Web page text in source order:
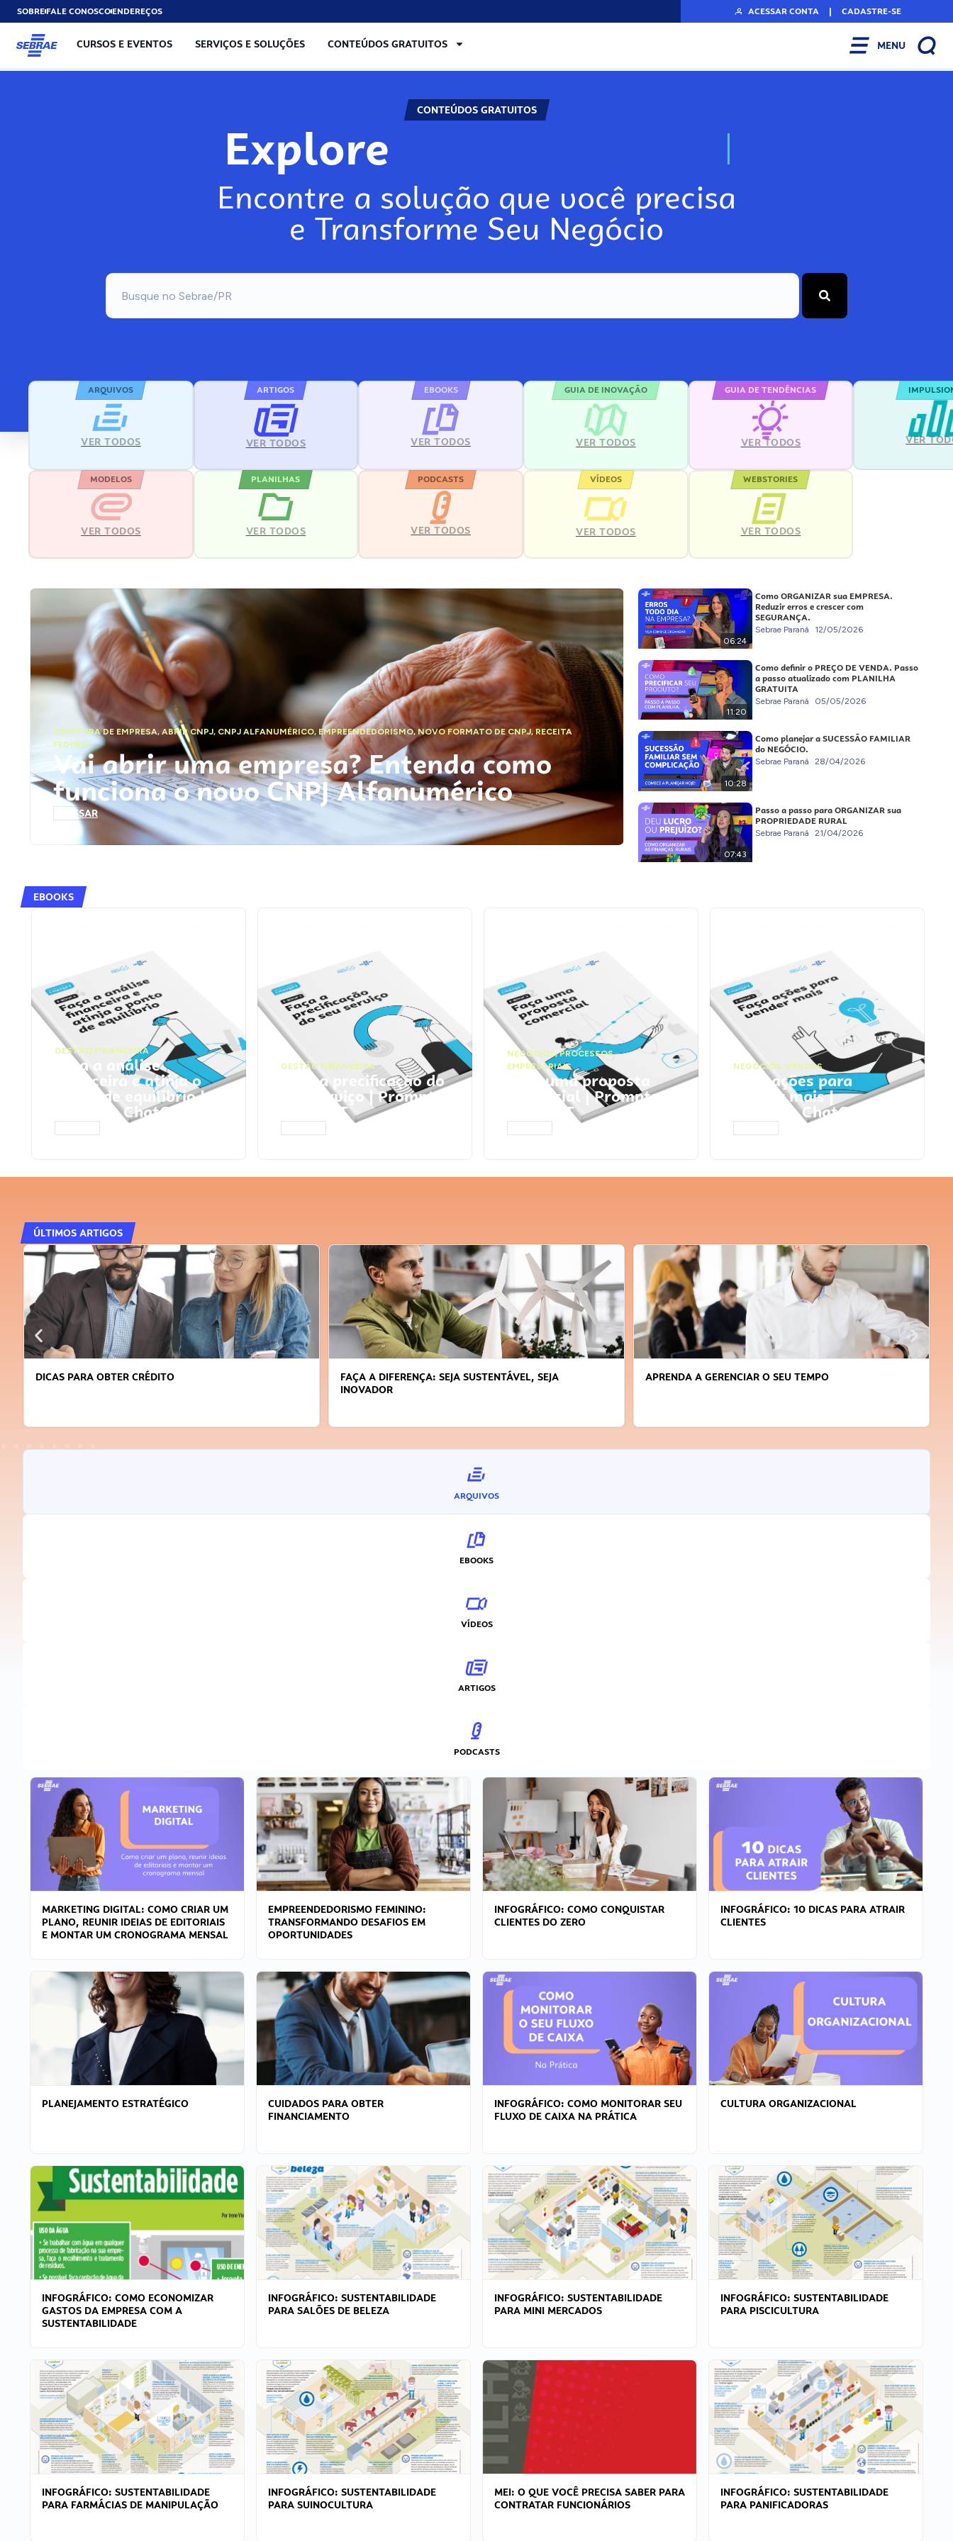
SOBREFALE CONOSCOENDEREÇOS ACESSAR CONTA | CADASTRE-SE
CURSOS E EVENTOS SERVIÇOS E SOLUÇÕES CONTEÚDOS GRATUITOS MENU
CONTEÚDOS GRATUITOS
Explore N
Encontre a solução que você precisa
e Transforme Seu Negócio
ARQUIVOS
VER TODOS
ARTIGOS
VER TODOS
EBOOKS
VER TODOS
GUIA DE INOVAÇÃO
VER TODOS
GUIA DE TENDÊNCIAS
VER TODOS VER
MODELOS
VER TODOS
PLANILHAS
VER TODOS
PODCASTS
VER TODOS
VÍDEOS
VER TODOS
WEBSTORIES
VER TODOS
ABERTURA DE EMPRESA,ABRIR CNPJ, CNPJ ALFANUMÉRICO, EMPREENDEDORISMO,NOVO FORMATO DE CNPJ,RECEITA
FEDERAL
Vai abrir uma empresa? Entenda como
funciona o novo CNPJ Alfanumérico
ACESSAR
06:24
Como ORGANIZAR sua EMPRESA.
Reduzir erros e crescer com
SEGURANÇA.
Sebrae Paraná 12/05/2026
11:20
Como definir o PREÇO DE VENDA. Passo
a passo atualizado com PLANILHA
GRATUITA
Sebrae Paraná 05/05/2026
10:28
Como planejar a SUCESSÃO FAMILIAR
do NEGÓCIO.
Sebrae Paraná 28/04/2026
07:43
Passo a passo para ORGANIZAR sua
PROPRIEDADE RURAL
Sebrae Paraná 21/04/2026
EBOOKS
GESTÃO FINANCEIRA
Faça a análise
financeira e atinja o
ponto de equilíbrio |
Prompts ChatGPT
GESTÃO FINANCEIRA
Faça a precificação do
seu serviço | Prompts
ChatGPT
NEGÓCIOS,PROCESSOS
EMPRESARIAIS
Faça uma proposta
comercial | Prompts
ChatGPT
NEGÓCIOS, VENDAS
Faça ações para
vender mais |
Prompts ChatGPT
ÚLTIMOS ARTIGOS
DICAS PARA OBTER CRÉDITO
FAÇA A DIFERENÇA: SEJA SUSTENTÁVEL, SEJA
INOVADOR
APRENDA A GERENCIAR O SEU TEMPO
ARQUIVOS
EBOOKS
VÍDEOS
ARTIGOS
PODCASTS
MARKETING DIGITAL: COMO CRIAR UM
PLANO, REUNIR IDEIAS DE EDITORIAIS
E MONTAR UM CRONOGRAMA MENSAL
EMPREENDEDORISMO FEMININO:
TRANSFORMANDO DESAFIOS EM
OPORTUNIDADES
INFOGRÁFICO: COMO CONQUISTAR
CLIENTES DO ZERO
INFOGRÁFICO: 10 DICAS PARA ATRAIR
CLIENTES
PLANEJAMENTO ESTRATÉGICO
CUIDADOS PARA OBTER
FINANCIAMENTO
INFOGRÁFICO: COMO MONITORAR SEU
FLUXO DE CAIXA NA PRÁTICA
CULTURA ORGANIZACIONAL
INFOGRÁFICO: COMO ECONOMIZAR
GASTOS DA EMPRESA COM A
SUSTENTABILIDADE
INFOGRÁFICO: SUSTENTABILIDADE
PARA SALÕES DE BELEZA
INFOGRÁFICO: SUSTENTABILIDADE
PARA MINI MERCADOS
INFOGRÁFICO: SUSTENTABILIDADE
PARA PISCICULTURA
INFOGRÁFICO: SUSTENTABILIDADE
PARA FARMÁCIAS DE MANIPULAÇÃO
INFOGRÁFICO: SUSTENTABILIDADE
PARA SUINOCULTURA
MEI: O QUE VOCÊ PRECISA SABER PARA
CONTRATAR FUNCIONÁRIOS
INFOGRÁFICO: SUSTENTABILIDADE
PARA PANIFICADORAS